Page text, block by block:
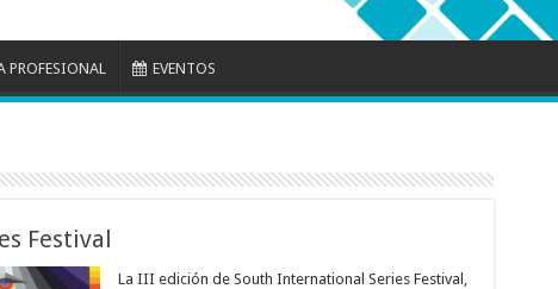
PROFESIONAL EVENTOS
Festival
La III edición de South International Series Festival,